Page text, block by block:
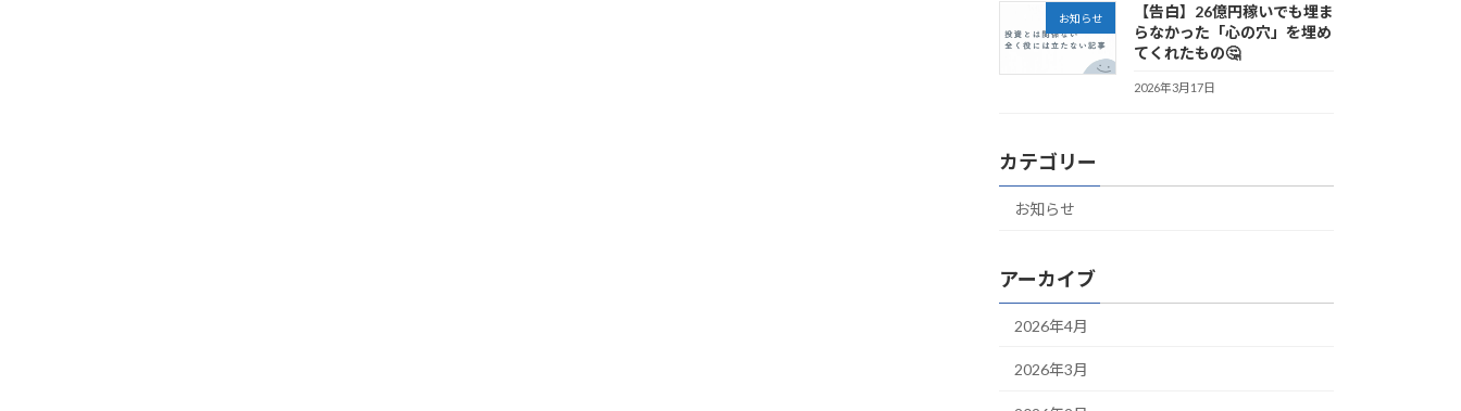
お知らせ
【告白】26億円稼いでも埋ま
らなかった「心の穴」を埋め
てくれたもの🤔
2026年3月17日
カテゴリー
お知らせ
アーカイブ
2026年4月
2026年3月